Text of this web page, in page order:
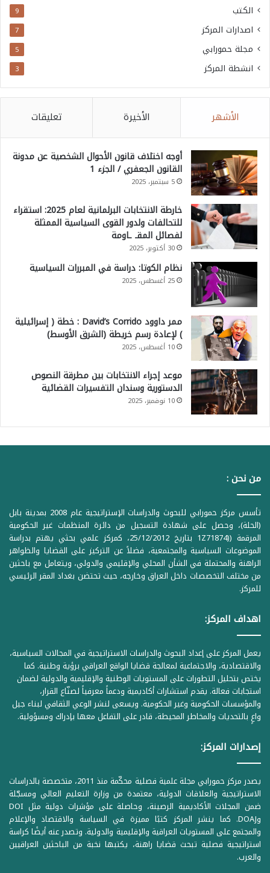
الكتب 9
اصدارات المركز 7
مجلة حمورابي 5
انشطة المركز 3
الأشهر الأخيرة تعليقات
أوجه اختلاف قانون الأحوال الشخصية عن مدونة
القانون الجعفري / الجزء 1
5 سبتمبر، 2025
خارطة الانتخابات البرلمانية لعام 2025: استقراء
للتحالفات ولدور القوى السياسية الممثلة
لفصائل المقـ ـاومة
30 أكتوبر، 2025
نظام الكوتا: دراسة في المبررات السياسية
25 أغسطس، 2025
ممر داوود David’s Corrido : خطة ( إسرائيلية
) لإعادة رسم خريطة (الشرق الأوسط)
10 أغسطس، 2025
موعد إجراء الانتخابات بين مطرقة النصوص
الدستورية وسندان التفسيرات القضائية
10 نوفمبر، 2025
من نحن :
تأسس مركز حمورابي للبحوث والدراسات الإستراتيجية عام 2008 بمدينة بابل
(الحلة)، وحصل على شهادة التسجيل من دائرة المنظمات غير الحكومية
المرقمة ((1Z71874 بتاريخ 25/12/2012، كمركز علمي بحثي يهتم بدراسة
الموضوعات السياسية والمجتمعية، فضلاً عن التركيز على القضايا والظواهر
الراهنة والمحتملة في الشأن المحلي والإقليمي والدولي، ويتعامل مع باحثين
من مختلف التخصصات داخل العراق وخارجه، حيث تحتضن بغداد المقر الرئيسي
للمركز.
اهداف المركز:
يعمل المركز على إعداد البحوث والدراسات الاستراتيجية في المجالات السياسية،
والاقتصادية، والاجتماعية لمعالجة قضايا الواقع العراقي برؤية وطنية. كما
يختص بتحليل التطورات على المستويات الوطنية والإقليمية والدولية لضمان
استجابات فعالة. يقدم استشارات أكاديمية ودعماً معرفياً لصنّاع القرار،
والمؤسسات الحكومية وغير الحكومية. ويسعى لنشر الوعي الثقافي لبناء جيل
واعٍ بالتحديات والمخاطر المحيطة، قادر على التفاعل معها بإدراك ومسؤولية.
إصدارات المركز:
يصدر مركز حمورابي مجلة علمية فصلية محكّمة منذ 2011، متخصصة بالدراسات
الاستراتيجية والعلاقات الدولية، معتمدة من وزارة التعليم العالي ومسجّلة
ضمن المجلات الأكاديمية الرصينة، وحاصلة على مؤشرات دولية مثل DOI
وDOAJ. كما ينشر المركز كتبًا مميزة في السياسة والاقتصاد والإعلام
والمجتمع على المستويات العراقية والإقليمية والدولية. وتصدر عنه أيضًا كراسة
استراتيجية فصلية تبحث قضايا راهنة، يكتبها نخبة من الباحثين العراقيين
والعرب.